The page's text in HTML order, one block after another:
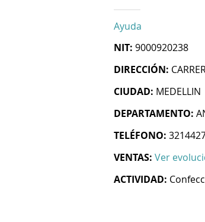
Ayuda
NIT: 9000920238
DIRECCIÓN:
CIUDAD: MEDELLIN
DEPARTAMENTO:
TELÉFONO:
VENTAS: Ver
ACTIVIDAD: